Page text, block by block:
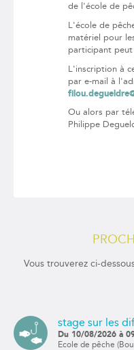
de l'école de
L'école de
matériel pour
participant peut
L'inscription à
par e-mail à
Ou alors par
Philippe
Vous trouverez ci-
stage sur les
Du 10/08/2026 à
Ecole de pêche